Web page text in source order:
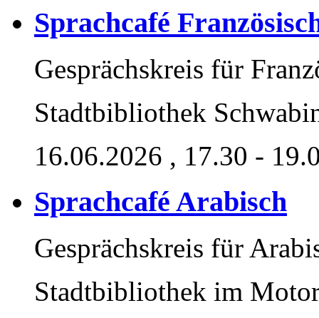
Sprachcafé
Gesprächskreis für
Stadtbibliothek
16.06.2026 , 17.30 -
Sprachcafé Arabisch
Gesprächskreis für
Stadtbibliothek im